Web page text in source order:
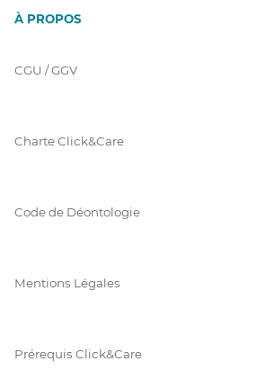
À PROPOS
CGU / GGV
Charte Click&Care
Code de Déontologie
Mentions Légales
Prérequis Click&Care